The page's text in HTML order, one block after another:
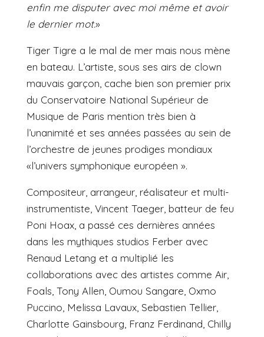
enfin me disputer avec moi même et avoir
le dernier mot.»
Tiger Tigre a le mal de mer mais nous mène
en bateau. L’artiste, sous ses airs de clown
mauvais garçon, cache bien son premier prix
du Conservatoire National Supérieur de
Musique de Paris mention très bien à
l’unanimité et ses années passées au sein de
l’orchestre de jeunes prodiges mondiaux
«l’univers symphonique européen ».
Compositeur, arrangeur, réalisateur et multi-
instrumentiste, Vincent Taeger, batteur de feu
Poni Hoax, a passé ces dernières années
dans les mythiques studios Ferber avec
Renaud Letang et a multiplié les
collaborations avec des artistes comme Air,
Foals, Tony Allen, Oumou Sangare, Oxmo
Puccino, Melissa Lavaux, Sebastien Tellier,
Charlotte Gainsbourg, Franz Ferdinand, Chilly